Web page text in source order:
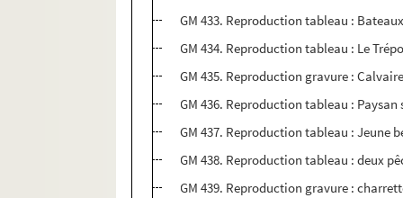
GM 433. Reproduction tableau :
GM 434. Reproduction tableau : Le
GM 435. Reproduction gravure :
GM 436. Reproduction tableau :
GM 437. Reproduction tableau : Jeune
GM 438. Reproduction tableau : deux
GM 439. Reproduction gravure :